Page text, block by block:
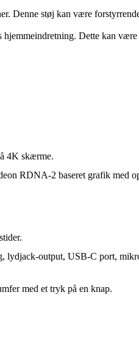
Denne støj kan være
Dette kan
4K skærme.
RDNA-2 baseret grafik med
lydjack-output, USB-C port,
med et tryk på en knap.